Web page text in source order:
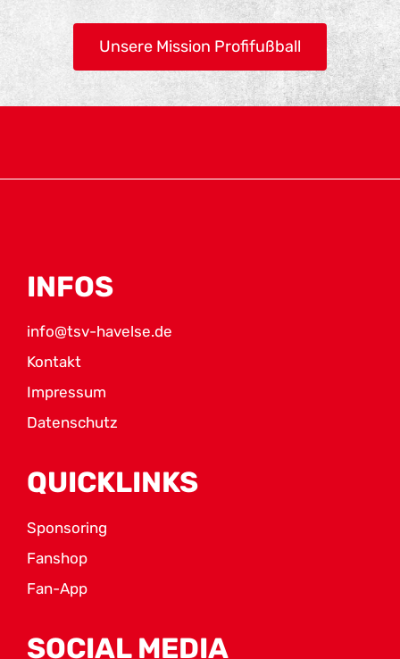
Unsere Mission Profifußball
INFOS
info@tsv-havelse.de
Kontakt
Impressum
Datenschutz
QUICKLINKS
Sponsoring
Fanshop
Fan-App
SOCIAL MEDIA